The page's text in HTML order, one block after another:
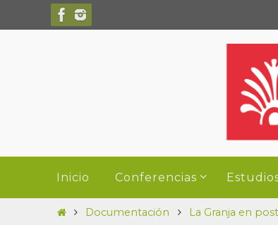
contenido
Inicio Conferencias
InicioDocumentación La Granja en